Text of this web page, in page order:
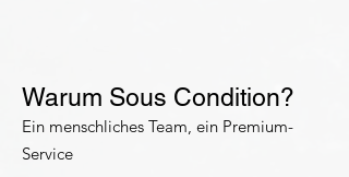
Warum Sous Condition?
Ein menschliches Team, ein Premium-
Service